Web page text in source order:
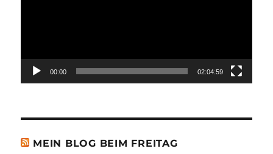
00:00 02:04:59
MEIN BLOG BEIM FREITAG